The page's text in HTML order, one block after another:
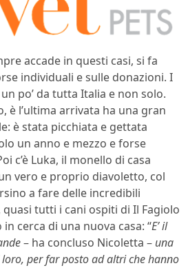
accade in questi casi, si fa
individuali e sulle donazioni. I
po’ da tutta Italia e non solo.
è l’ultima arrivata ha una gran
è stata picchiata e gettata
un anno e mezzo e forse
c’è Luka, il monello di casa
vero e proprio diavoletto, col
a fare delle incredibili
tutti i cani ospiti di Il Fagiolo
cerca di una nuova casa: “E’ il
– ha concluso Nicoletta – una
per far posto ad altri che hanno